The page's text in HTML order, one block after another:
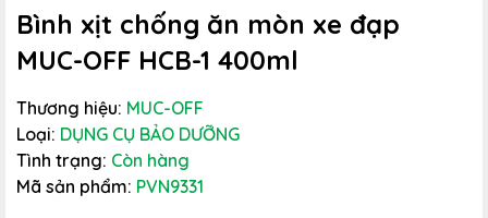
Bình xịt chống ăn mòn xe đạp
MUC-OFF HCB-1 400ml
Thương hiệu: MUC-OFF
Loại: DỤNG CỤ BẢO DƯỠNG
Tình trạng: Còn hàng
Mã sản phẩm: PVN9331